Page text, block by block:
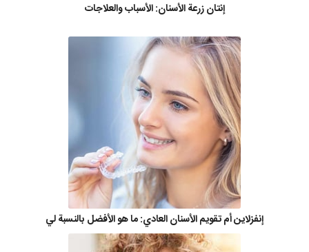
إنتان زرعة الأسنان: الأسباب والعلاجات
إنفزلاين أم تقويم الأسنان العادي: ما هو الأفضل بالنسبة لي